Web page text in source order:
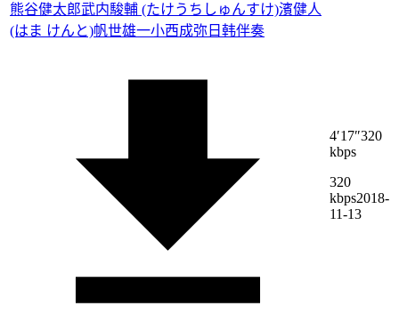
熊谷健太郎武内駿輔 (たけうちしゅんすけ)濱健人
(はま けんと)帆世雄一小西成弥 日韩伴奏
4′17″320
kbps
320
kbps2018-
11-13